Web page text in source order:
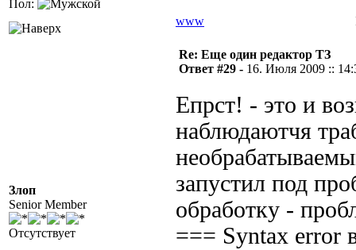
Пол:
www
Злоп
Senior Member
Отсутствует
Re: Еще один редактор ТЗ
Ответ #29 - 16. Июля 2009 ::
Епрст! - это и
наблюдаютчя
запустил под
обработку -
=== Syntax error